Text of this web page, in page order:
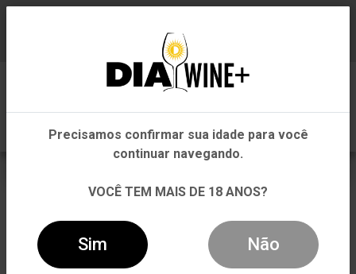
CARNE VERMELHA
Em que Estado você está?
Pernambuco
Outros Estados
Precisamos confirmar sua idade para você
continuar navegando.
VOCÊ TEM MAIS DE 18 ANOS?
Sim Não